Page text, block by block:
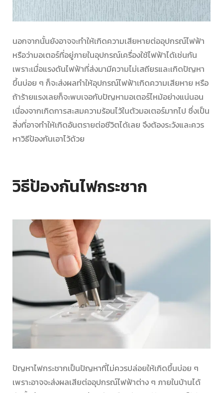
นอกจากนั้นยังอาจจะทำให้เกิดความเสียหายต่ออุปกรณ์ไฟฟ้า
หรือว่ามอเตอร์ที่อยู่ภายในอุปกรณ์เครื่องใช้ไฟฟ้าได้เช่นกัน
เพราะเมื่อแรงดันไฟฟ้าที่ส่งมามีความไม่เสถียรและเกิดปัญหา
ขึ้นบ่อย ๆ ก็จะส่งผลทำให้อุปกรณ์ไฟฟ้าเกิดความเสียหาย หรือ
ถ้าร้ายแรงเลยก็จะพบเจอกับปัญหามอเตอร์ไหม้อย่างแน่นอน
เนื่องจากเกิดการสะสมความร้อนไว้ในตัวมอเตอร์มากไป ซึ่งเป็น
สิ่งที่อาจทำให้เกิดอันตรายต่อชีวิตได้เลย จึงต้องระวังและควร
หาวิธีป้องกันเอาไว้ด้วย
วิธีป้องกันไฟกระชาก
ปัญหาไฟกระชากเป็นปัญหาที่ไม่ควรปล่อยให้เกิดขึ้นบ่อย ๆ
เพราะอาจจะส่งผลเสียต่ออุปกรณ์ไฟฟ้าต่าง ๆ ภายในบ้านได้